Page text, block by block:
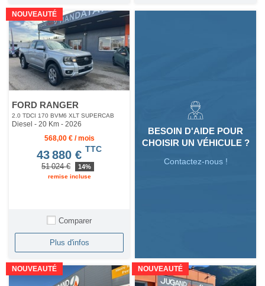
NOUVEAUTÉ
FORD RANGER
2.0 TDCI 170 BVM6 XLT SUPERCAB
Diesel - 20 Km - 2026
568,00 € / mois
43 880 € TTC
51 024 € 14%
remise incluse
Comparer
Plus d'infos
BESOIN D'AIDE POUR
CHOISIR UN VÉHICULE ?
Contactez-nous !
NOUVEAUTÉ NOUVEAUTÉ